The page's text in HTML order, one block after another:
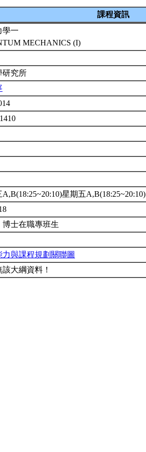
課程資訊
學一
MECHANICS (I)
研究所
星期五A,B(18:25~20:10)
博士在職專班生
力與課程規劃關聯圖
該大綱資料！